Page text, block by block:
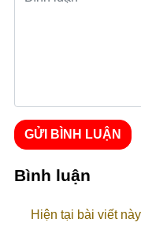
GỬI BÌNH LUẬN
Bình luận
Hiện tại bài viết